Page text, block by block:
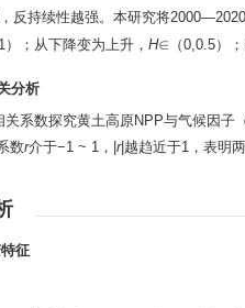
反持续性越强。本研究将
；从下降变为上升， H∈（0,0.5）；
分析
关系数探究黄土高原NPP与气候因
数r介于−1 ~ 1，| r|越趋近于1，表明
征